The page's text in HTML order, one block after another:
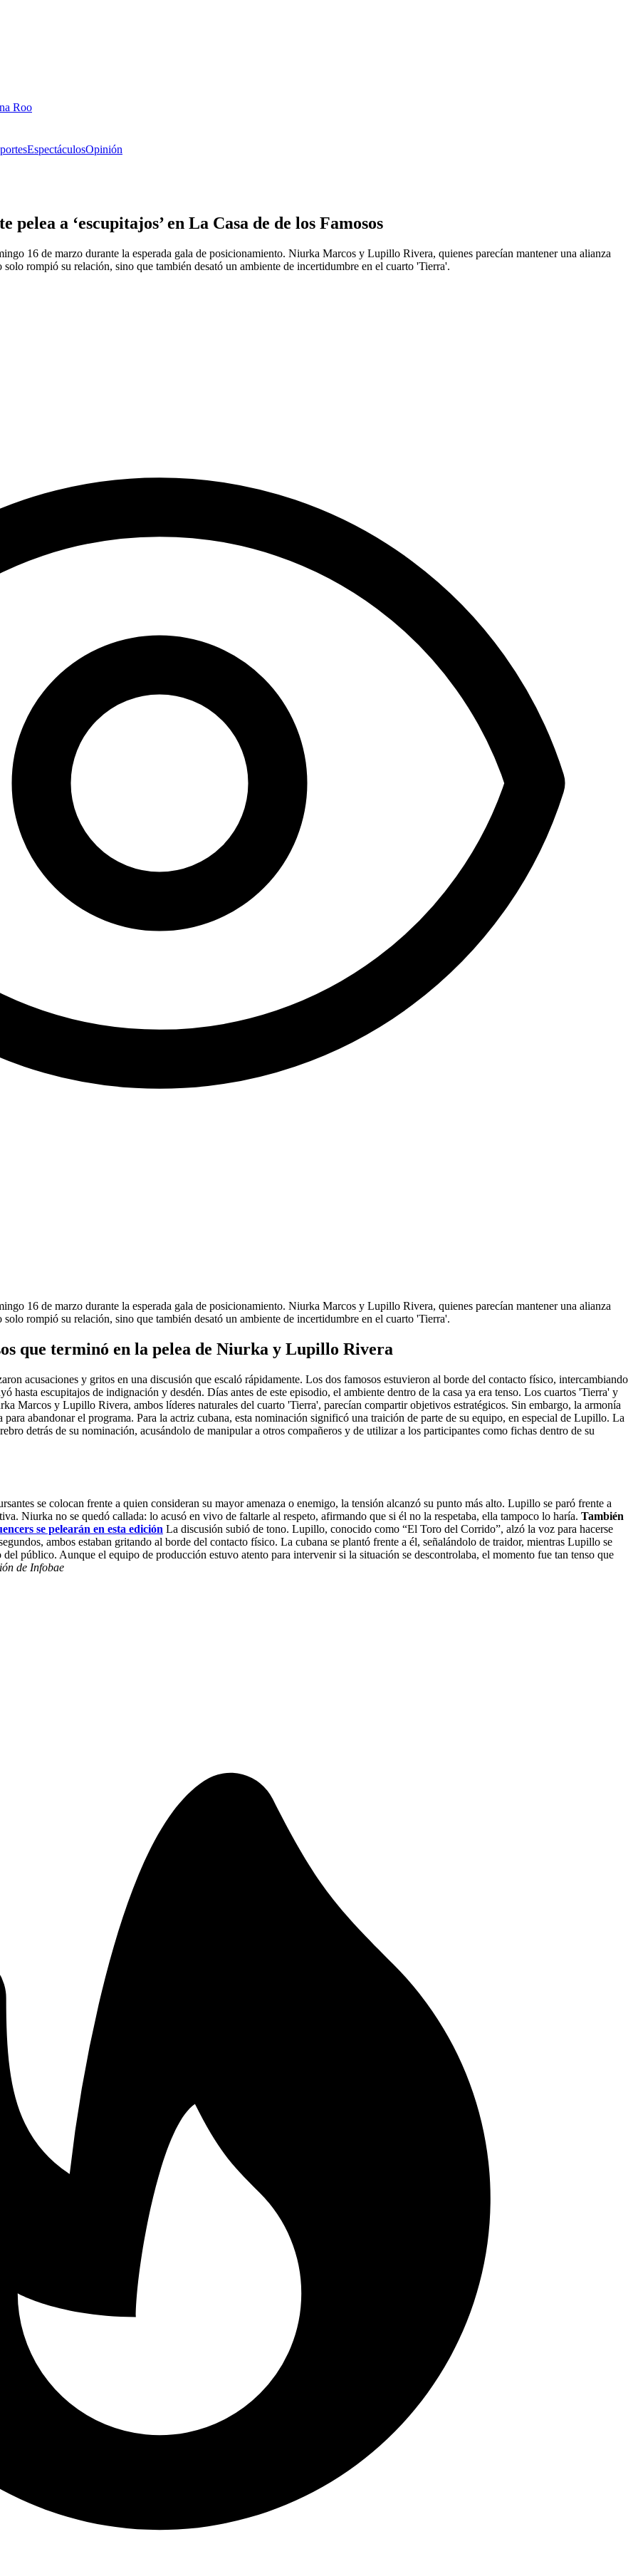
Roo
EspectáculosOpinión
a ‘escupitajos’ en La Casa de de los Famosos
16 de marzo durante la esperada gala de posicionamiento. Niurka Marcos y Lupillo Rivera, quienes parecían mantener una alianza
rompió su relación, sino que también desató un ambiente de incertidumbre en el cuarto 'Tierra'.
16 de marzo durante la esperada gala de posicionamiento. Niurka Marcos y Lupillo Rivera, quienes parecían mantener una alianza
rompió su relación, sino que también desató un ambiente de incertidumbre en el cuarto 'Tierra'.
que terminó en la pelea de Niurka y Lupillo Rivera
acusaciones y gritos en una discusión que escaló rápidamente. Los dos famosos estuvieron al borde del contacto físico, intercambiando
hasta escupitajos de indignación y desdén. Días antes de este episodio, el ambiente dentro de la casa ya era tenso. Los cuartos 'Tierra' y
Marcos y Lupillo Rivera, ambos líderes naturales del cuarto 'Tierra', parecían compartir objetivos estratégicos. Sin embargo, la armonía
abandonar el programa. Para la actriz cubana, esta nominación significó una traición de parte de su equipo, en especial de Lupillo. La
detrás de su nominación, acusándolo de manipular a otros compañeros y de utilizar a los participantes como fichas dentro de su
se colocan frente a quien consideran su mayor amenaza o enemigo, la tensión alcanzó su punto más alto. Lupillo se paró frente a
Niurka no se quedó callada: lo acusó en vivo de faltarle al respeto, afirmando que si él no la respetaba, ella tampoco lo haría. También
se pelearán en esta edición La discusión subió de tono. Lupillo, conocido como “El Toro del Corrido”, alzó la voz para hacerse
ambos estaban gritando al borde del contacto físico. La cubana se plantó frente a él, señalándolo de traidor, mientras Lupillo se
público. Aunque el equipo de producción estuvo atento para intervenir si la situación se descontrolaba, el momento fue tan tenso que
de Infobae